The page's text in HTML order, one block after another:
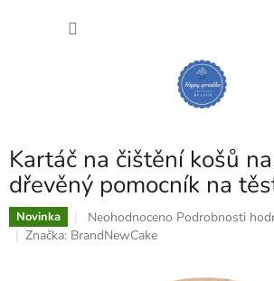
Kartáč na čištění košů
dřevěný pomocník na
Novinka
Průměrné
hodnocení
Neohodnoceno Podrobnosti
Značka: BrandNewCake